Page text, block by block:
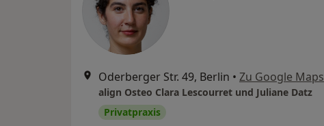
Oderberger Str. 49, Berlin • Zu Google Maps
align Osteo Clara Lescourret und Juliane Datz
Privatpraxis